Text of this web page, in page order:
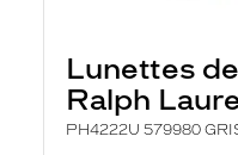
Lunettes
Ralph
PH4222U 579980